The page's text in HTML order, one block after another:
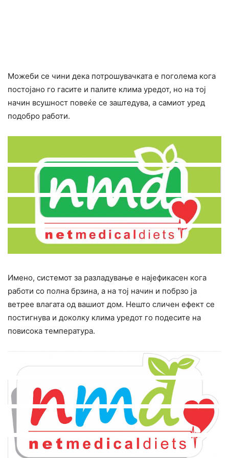
Можеби се чини дека потрошувачката е поголема кога
постојано го гасите и палите клима уредот, но на тој
начин всушност повеќе се заштедува, а самиот уред
подобро работи.
Имено, системот за разладување е најефикасен кога
работи со полна брзина, а на тој начин и побрзо ја
ветрее влагата од вашиот дом. Нешто сличен ефект се
постигнува и доколку клима уредот го подесите на
повисока температура.